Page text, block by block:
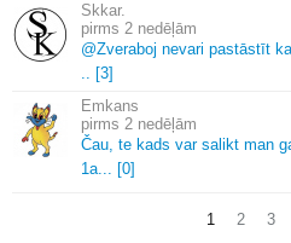
Skkar.
2 nedēļām
@Zveraboj nevari pastāstīt
.. [3]
Emkans
2 nedēļām
Čau, te kads var salikt man
1a... [0]
1 2 3